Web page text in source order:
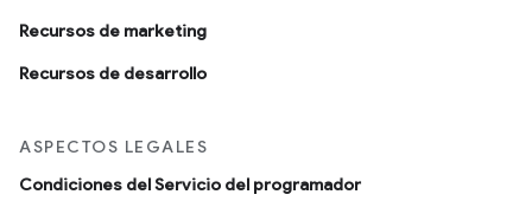
Recursos de marketing
Recursos de desarrollo
ASPECTOS LEGALES
Condiciones del Servicio del programador